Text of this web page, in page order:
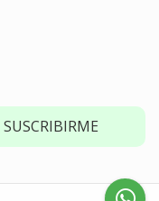
SUSCRIBIRME